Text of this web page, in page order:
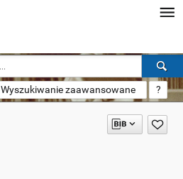
Wyszukiwanie zaawansowane ?